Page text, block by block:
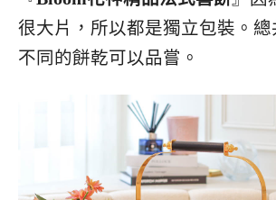
很大片，所以都是獨立包裝。總
不同的餅乾可以品嘗。